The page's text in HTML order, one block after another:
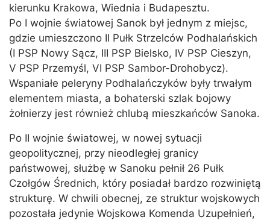
kierunku Krakowa, Wiednia i Budapesztu.
Po I wojnie światowej Sanok był jednym z miejsc,
gdzie umieszczono II Pułk Strzelców Podhalańskich
(I PSP Nowy Sącz, III PSP Bielsko, IV PSP Cieszyn,
V PSP Przemyśl, VI PSP Sambor-Drohobycz).
Wspaniałe peleryny Podhalańczyków były trwałym
elementem miasta, a bohaterski szlak bojowy
żołnierzy jest również chlubą mieszkańców Sanoka.
Po II wojnie światowej, w nowej sytuacji
geopolitycznej, przy nieodległej granicy
państwowej, służbę w Sanoku pełnił 26 Pułk
Czołgów Średnich, który posiadał bardzo rozwiniętą
strukturę. W chwili obecnej, ze struktur wojskowych
pozostała jedynie Wojskowa Komenda Uzupełnień,